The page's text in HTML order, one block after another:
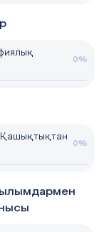
0%
Қашықтықтан
0%